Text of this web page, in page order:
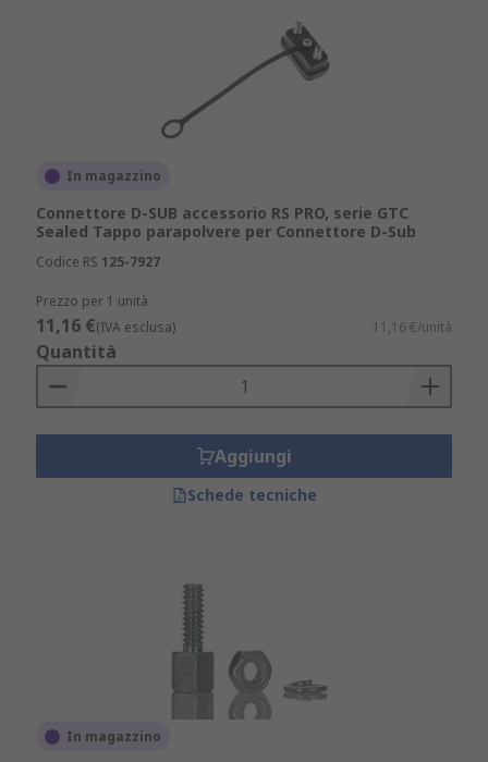
In magazzino
Connettore D-SUB accessorio RS PRO, serie GTC
Sealed Tappo parapolvere per Connettore D-Sub
Codice RS 125-7927
Prezzo per 1 unità
11,16 €(IVA esclusa) 11,16 €/unità
Quantità
Aggiungi
Schede tecniche
In magazzino